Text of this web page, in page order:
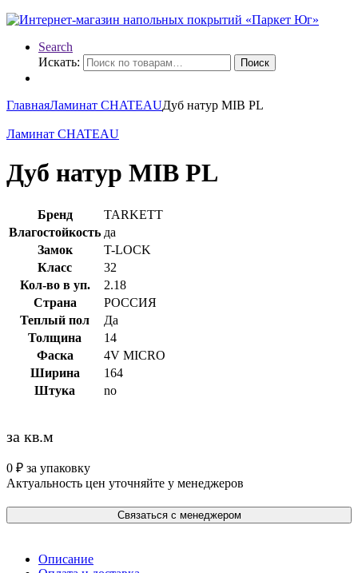
Search
Искать:
Поиск
ГлавнаяЛаминат CHATEAUДуб натур MIB PL
Ламинат CHATEAU
Дуб натур MIB PL
Бренд
TARKETT
Влагостойкость да
Замок
T-LOCK
Класс
32
Кол-во в уп.
2.18
Страна
РОССИЯ
Теплый пол
Да
Толщина
14
Фаска
4V MICRO
Ширина
164
Штука
no
за кв.м
0 ₽ за упаковку
Актуальность цен уточняйте у менеджеров
Связаться с менеджером
Описание